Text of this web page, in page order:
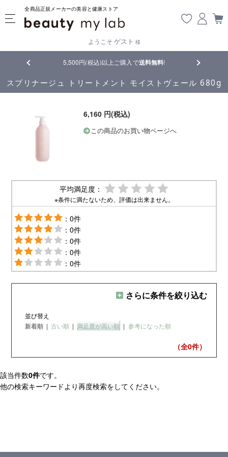
全商品正規メーカーの美容と健康ストア
ようこそ ゲスト 様
5,500円(税込)以上ご購入で送料無料! 【重要】
スプリナージュ トリートメント モイストヴェール 680g
6,160 円(税込)
この商品のお買い物ページへ
平均満足度：
※条件に満たないため、評価は出来ません。
：0件
：0件
：0件
：0件
：0件
さらに条件を絞り込む
並び替え
新着順 | 古い順 | 満足度が高い順 | 参考になった順
（全0件）
該当件数0件です。
他の検索キーワードより再度検索をしてください。